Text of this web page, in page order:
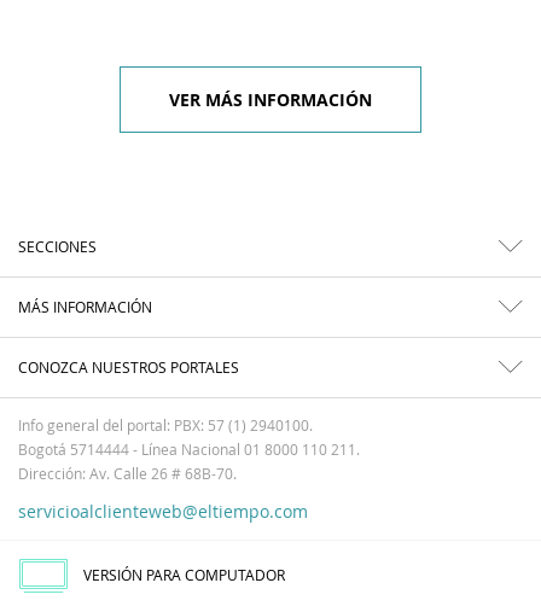
VER MÁS INFORMACIÓN
SECCIONES
MÁS INFORMACIÓN
CONOZCA NUESTROS PORTALES
Info general del portal: PBX: 57 (1) 2940100.
Bogotá 5714444 - Línea Nacional 01 8000 110 211.
Dirección: Av. Calle 26 # 68B-70.
servicioalclienteweb@eltiempo.com
VERSIÓN PARA COMPUTADOR